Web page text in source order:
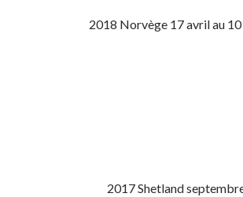
2018 Norvège 17 avril au
2017 Shetland